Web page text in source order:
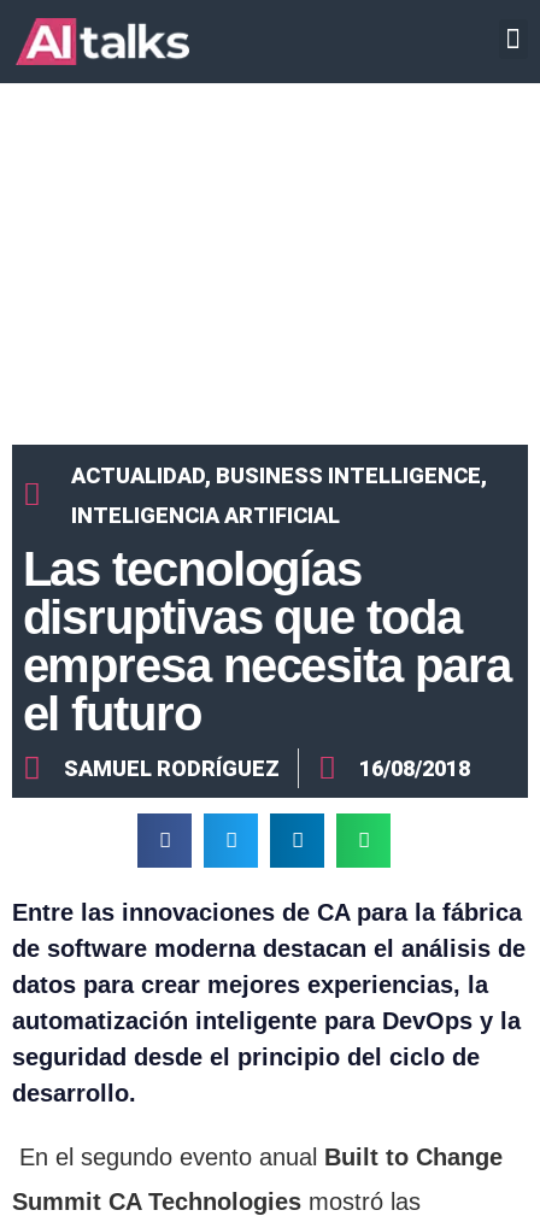
ACTUALIDAD, BUSINESS INTELLIGENCE,
INTELIGENCIA ARTIFICIAL
Las tecnologías
disruptivas que toda
empresa necesita para
el futuro
SAMUEL RODRÍGUEZ 16/08/2018
Entre las innovaciones de CA para la fábrica
de software moderna destacan el análisis de
datos para crear mejores experiencias, la
automatización inteligente para DevOps y la
seguridad desde el principio del ciclo de
desarrollo.
En el segundo evento anual Built to Change
Summit CA Technologies mostró las